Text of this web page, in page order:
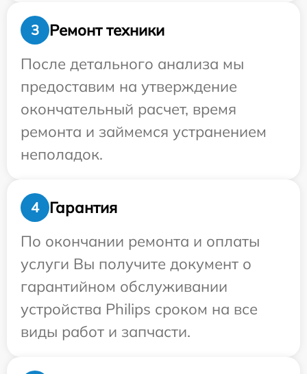
3
Ремонт техники
После детального анализа мы
предоставим на утверждение
окончательный расчет, время
ремонта и займемся устранением
неполадок.
4
Гарантия
По окончании ремонта и оплаты
услуги Вы получите документ о
гарантийном обслуживании
устройства Philips сроком на все
виды работ и запчасти.